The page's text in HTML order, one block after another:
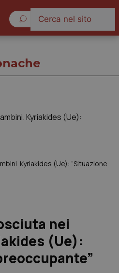
Kyriakides (Ue): “Situazione
nei
(Ue):